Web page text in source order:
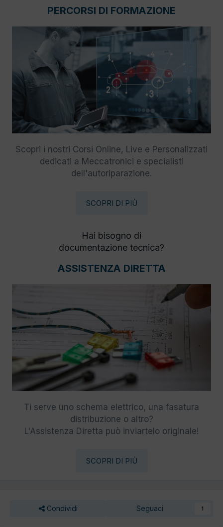
PERCORSI DI FORMAZIONE
Scopri i nostri Corsi Online, Live e Personalizzati
dedicati a Meccatronici e specialisti
dell'autoriparazione.
SCOPRI DI PIÙ
Hai bisogno di
documentazione tecnica?
ASSISTENZA DIRETTA
Ti serve uno schema elettrico, una fasatura
distribuzione o altro?
L'Assistenza Diretta può inviartelo originale!
SCOPRI DI PIÙ
Condividi Seguaci 1